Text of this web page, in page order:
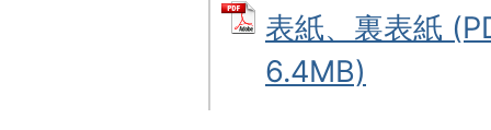
表紙、裏表紙
6.4MB)